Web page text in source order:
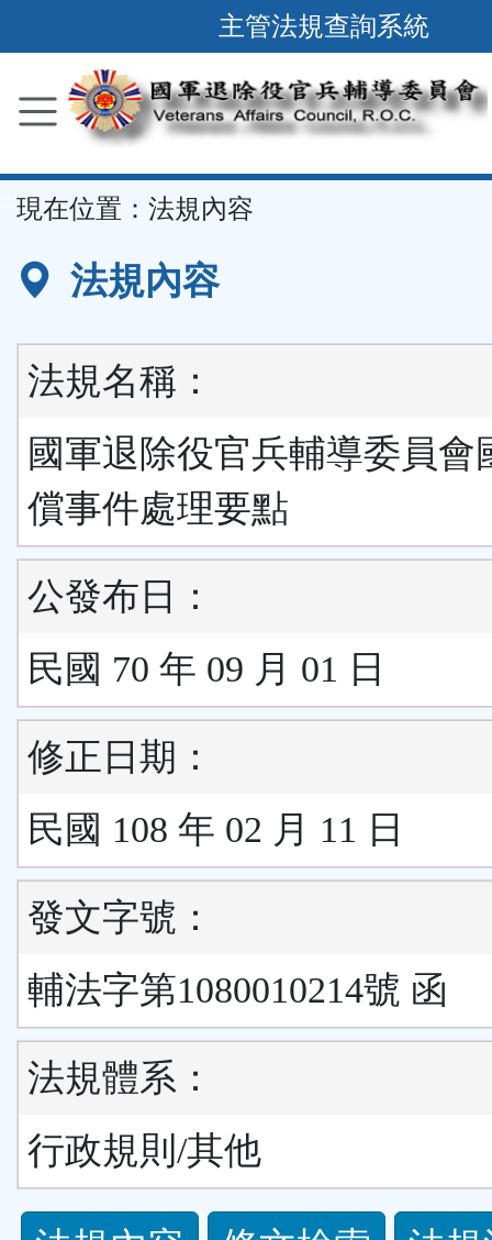
到
要
容
區
主管法規查詢系統
現在位置： 法規內容
法規內容
法規名稱：
國軍退除役官兵輔導委員會
償事件處理要點
公發布日：
民國 70 年 09 月 01 日
修正日期：
民國 108 年 02 月 11 日
發文字號：
輔法字第1080010214號 函
法規體系：
行政規則/其他